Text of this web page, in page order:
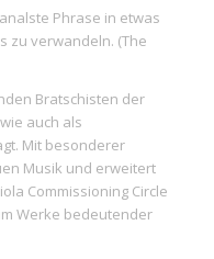
Phrase in etwas
zu verwandeln. (The
Bratschisten der
auch als
Mit besonderer
Musik und erweitert
Commissioning Circle
Werke bedeutender